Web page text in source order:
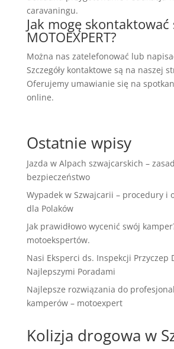
caravaningu.
Jak mogę skontaktować
MOTOEXPERT?
Można nas zatelefonować lub
Szczegóły kontaktowe są na naszej
Oferujemy umawianie się na
online.
Ostatnie wpisy
Jazda w Alpach szwajcarskich –
bezpieczeństwo
Wypadek w Szwajcarii – procedury i
dla Polaków
Jak prawidłowo wycenić swój
motoekspertów.
Nasi Eksperci ds. Inspekcji Przyczep
Najlepszymi Poradami
Najlepsze rozwiązania do
kamperów – motoexpert
Kolizja drogowa w